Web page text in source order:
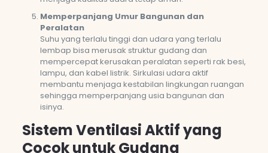
Memperpanjang Umur Bangunan dan
Peralatan
Suhu yang terlalu tinggi dan udara yang terlalu
lembap bisa merusak struktur gudang dan
mempercepat kerusakan peralatan seperti rak besi,
lampu, dan kabel listrik. Sirkulasi udara aktif
membantu menjaga kestabilan lingkungan ruangan
sehingga memperpanjang usia bangunan dan
isinya.
Sistem Ventilasi Aktif yang
Cocok untuk Gudang